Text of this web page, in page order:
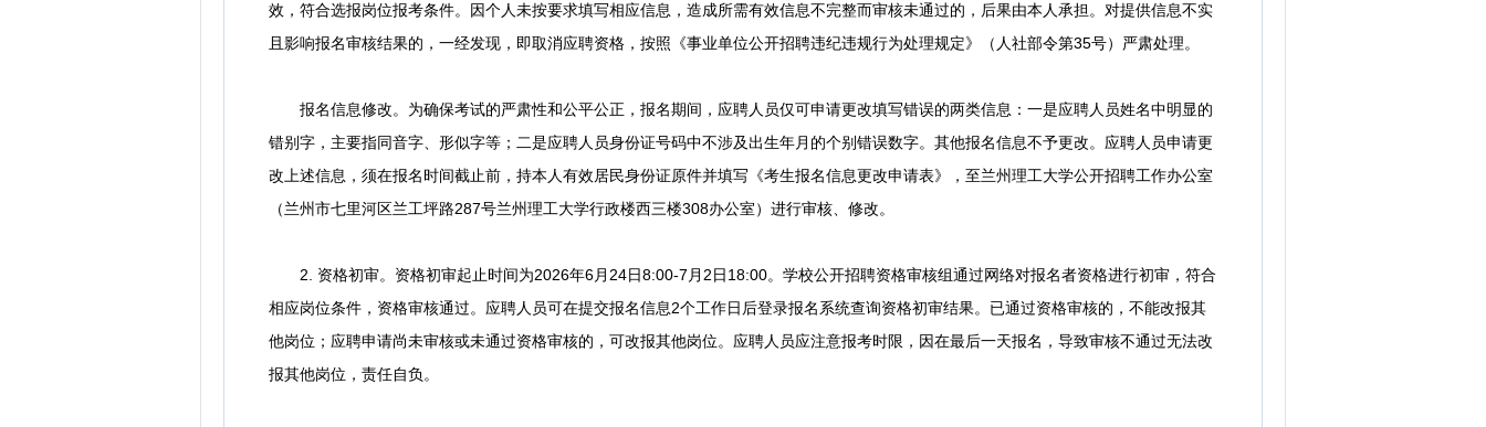
效，符合选报岗位报考条件。因个人未按要求填写相应信息，造成所需有效信息不完整而审核未通过的，后果由本人承担。对提供信息不实
且影响报名审核结果的，一经发现，即取消应聘资格，按照《事业单位公开招聘违纪违规行为处理规定》（人社部令第35号）严肃处理。
报名信息修改。为确保考试的严肃性和公平公正，报名期间，应聘人员仅可申请更改填写错误的两类信息：一是应聘人员姓名中明显的
错别字，主要指同音字、形似字等；二是应聘人员身份证号码中不涉及出生年月的个别错误数字。其他报名信息不予更改。应聘人员申请更
改上述信息，须在报名时间截止前，持本人有效居民身份证原件并填写《考生报名信息更改申请表》，至兰州理工大学公开招聘工作办公室
（兰州市七里河区兰工坪路287号兰州理工大学行政楼西三楼308办公室）进行审核、修改。
2. 资格初审。资格初审起止时间为2026年6月24日8:00-7月2日18:00。学校公开招聘资格审核组通过网络对报名者资格进行初审，符合
相应岗位条件，资格审核通过。应聘人员可在提交报名信息2个工作日后登录报名系统查询资格初审结果。已通过资格审核的，不能改报其
他岗位；应聘申请尚未审核或未通过资格审核的，可改报其他岗位。应聘人员应注意报考时限，因在最后一天报名，导致审核不通过无法改
报其他岗位，责任自负。